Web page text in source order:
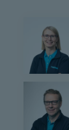
Tiensuu
Mikkola